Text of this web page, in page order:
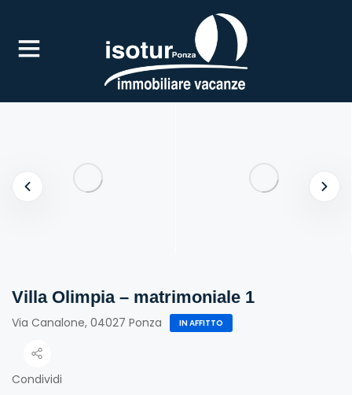
(IN AFFITTO)
Villa Olimpia – matrimoniale 1
Via Canalone, 04027 Ponza IN AFFITTO
Condividi